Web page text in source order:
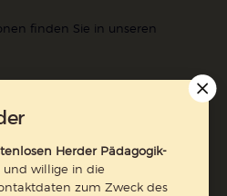
finden Sie in unseren
Jetzt anmelden
Herder Pädagogik-
und willige in die
zum Zweck des